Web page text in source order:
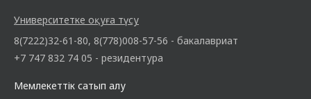
Университетке оқуға түсу
8(7222)32-61-80, 8(778)008-57-56 - бакалавриат
+7 747 832 74 05 - резидентура
Мемлекеттік сатып алу